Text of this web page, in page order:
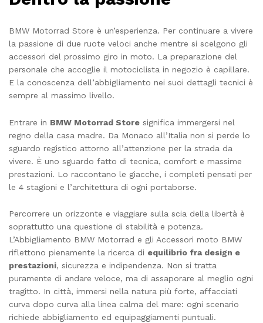
BMW Motorrad Store è un’esperienza. Per continuare a vivere
la passione di due ruote veloci anche mentre si scelgono gli
accessori del prossimo giro in moto. La preparazione del
personale che accoglie il motociclista in negozio è capillare.
E la conoscenza dell’abbigliamento nei suoi dettagli tecnici è
sempre al massimo livello.
Entrare in BMW Motorrad Store significa immergersi nel
regno della casa madre. Da Monaco all’Italia non si perde lo
sguardo registico attorno all’attenzione per la strada da
vivere. È uno sguardo fatto di tecnica, comfort e massime
prestazioni. Lo raccontano le giacche, i completi pensati per
le 4 stagioni e l’architettura di ogni portaborse.
Percorrere un orizzonte e viaggiare sulla scia della libertà è
soprattutto una questione di stabilità e potenza.
L’Abbigliamento BMW Motorrad e gli Accessori moto BMW
riflettono pienamente la ricerca di equilibrio fra design e
prestazioni, sicurezza e indipendenza. Non si tratta
puramente di andare veloce, ma di assaporare al meglio ogni
tragitto. In città, immersi nella natura più forte, affacciati
curva dopo curva alla linea calma del mare: ogni scenario
richiede abbigliamento ed equipaggiamenti puntuali.